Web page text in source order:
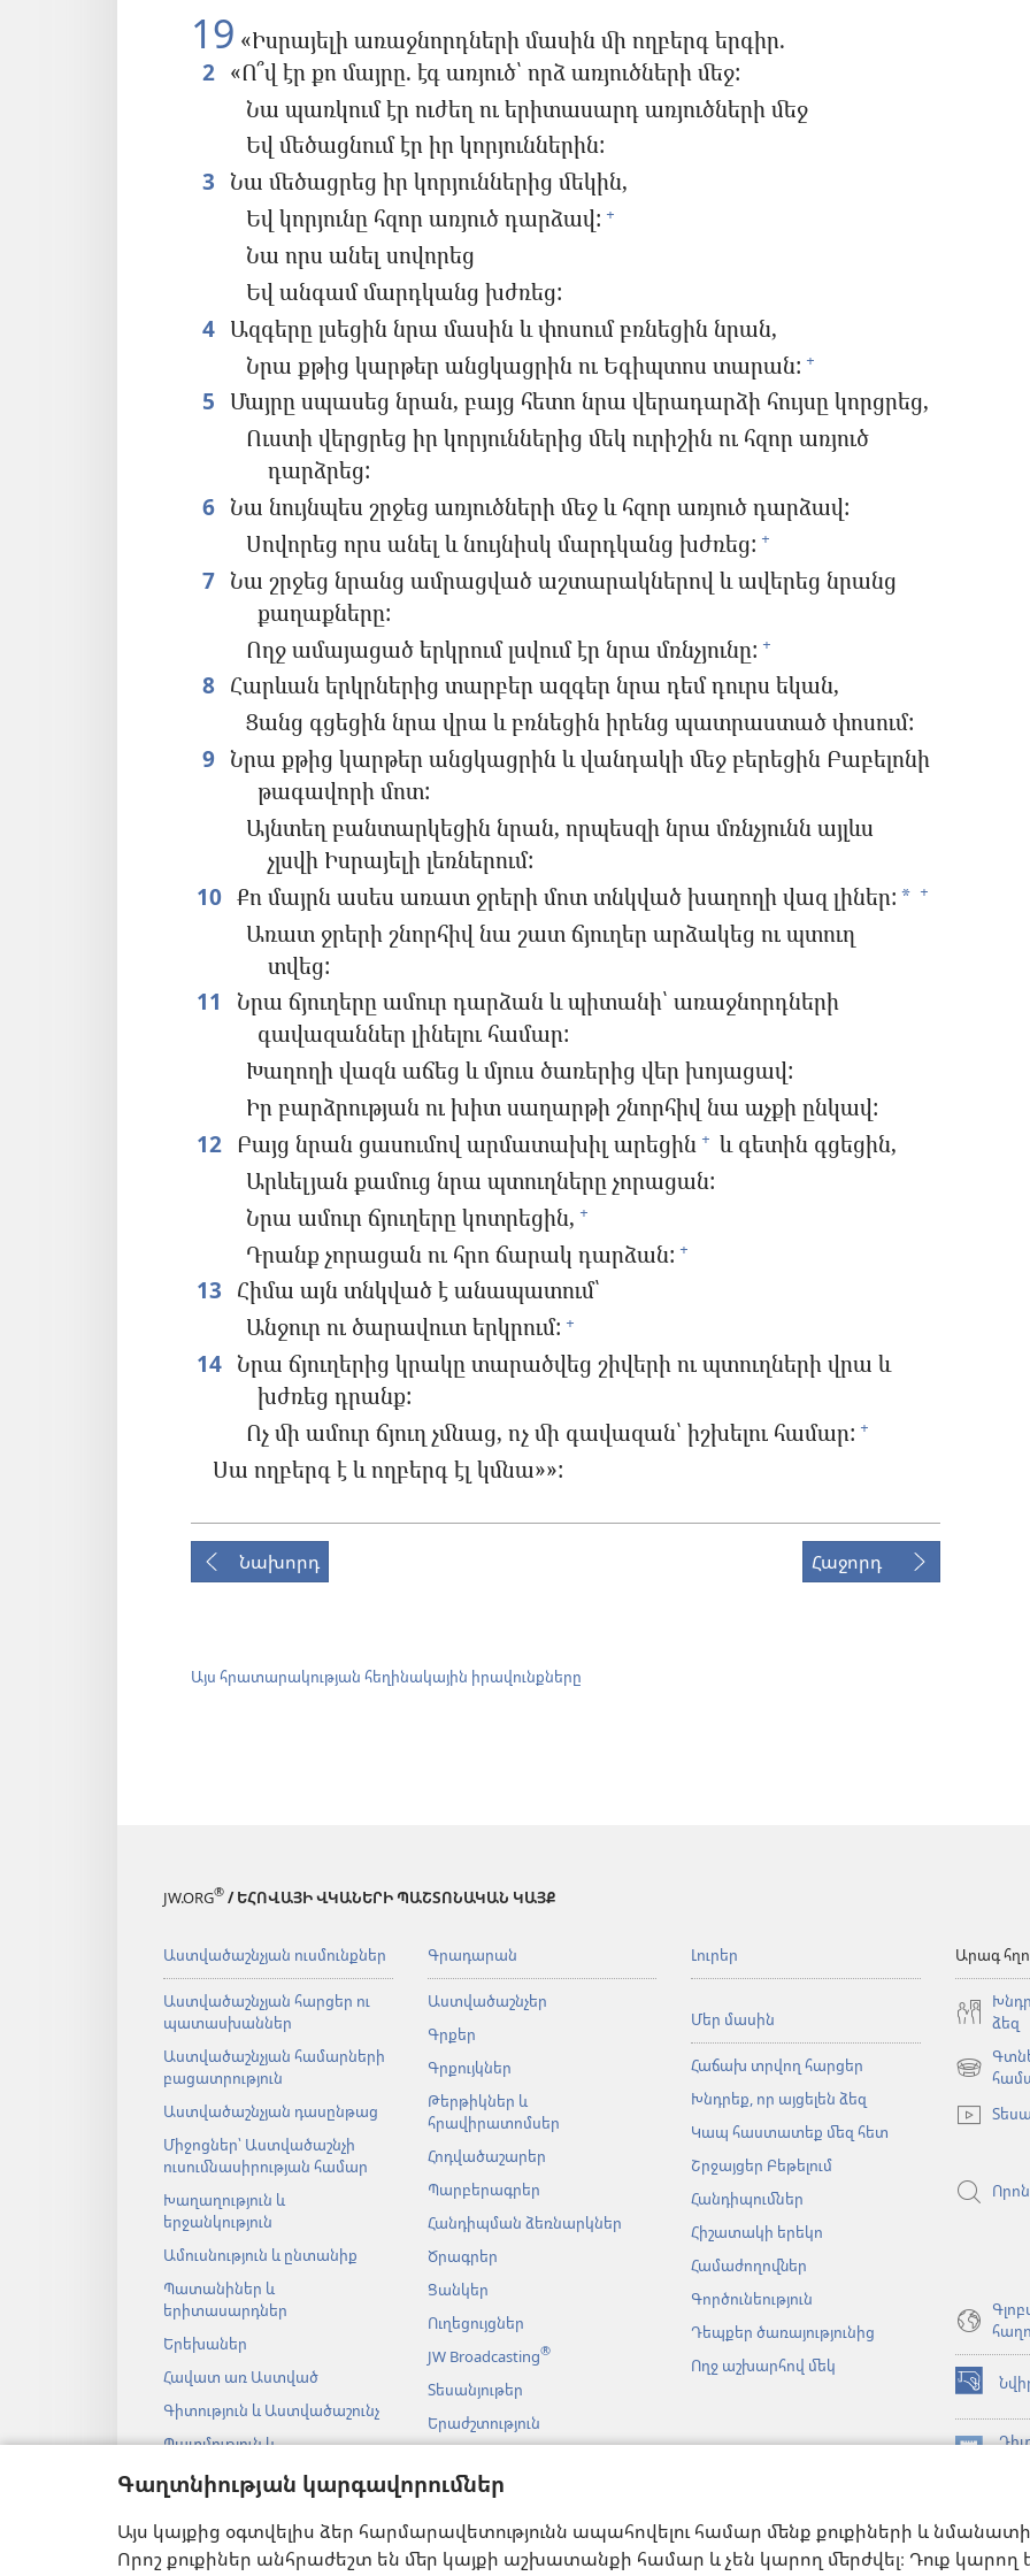
Գաղտնիության կարգավորումներ
Այս կայքից օգտվելիս ձեր հարմարավետությունն ապահովելու համար մենք քուքիների և
Որոշ քուքիներ անհրաժեշտ են մեր կայքի աշխատանքի համար և չեն կարող մերժվել։ Դուք կարող
19 «Իսրայելի առաջնորդների մասին մի ողբերգ երգիր.
2 «Ո՞վ էր քո մայրը. էգ առյուծ՝ որձ առյուծների մեջ:
Նա պառկում էր ուժեղ ու երիտասարդ առյուծների մեջ
Եվ մեծացնում էր իր կորյուններին:
3 Նա մեծացրեց իր կորյուններից մեկին,
Եվ կորյունը հզոր առյուծ դարձավ: +
Նա որս անել սովորեց
Եվ անգամ մարդկանց խժռեց:
4 Ազգերը լսեցին նրա մասին և փոսում բռնեցին նրան,
Նրա քթից կարթեր անցկացրին ու Եգիպտոս տարան: +
5 Մայրը սպասեց նրան, բայց հետո նրա վերադարձի հույսը կորցրեց,
Ուստի վերցրեց իր կորյուններից մեկ ուրիշին ու հզոր առյուծ
դարձրեց:
6 Նա նույնպես շրջեց առյուծների մեջ և հզոր առյուծ դարձավ:
Սովորեց որս անել և նույնիսկ մարդկանց խժռեց: +
7 Նա շրջեց նրանց ամրացված աշտարակներով և ավերեց նրանց
քաղաքները:
Ողջ ամայացած երկրում լսվում էր նրա մռնչյունը: +
8 Հարևան երկրներից տարբեր ազգեր նրա դեմ դուրս եկան,
Ցանց գցեցին նրա վրա և բռնեցին իրենց պատրաստած փոսում:
9 Նրա քթից կարթեր անցկացրին և վանդակի մեջ բերեցին Բաբելոնի
թագավորի մոտ:
Այնտեղ բանտարկեցին նրան, որպեսզի նրա մռնչյունն այլևս
չլսվի Իսրայելի լեռներում:
10 Քո մայրն ասես առատ ջրերի մոտ տնկված խաղողի վազ լիներ: * +
Առատ ջրերի շնորհիվ նա շատ ճյուղեր արձակեց ու պտուղ
տվեց:
11 Նրա ճյուղերը ամուր դարձան և պիտանի՝ առաջնորդների
գավազաններ լինելու համար:
Խաղողի վազն աճեց և մյուս ծառերից վեր խոյացավ:
Իր բարձրության ու խիտ սաղարթի շնորհիվ նա աչքի ընկավ:
12 Բայց նրան ցասումով արմատախիլ արեցին + և գետին գցեցին,
Արևելյան քամուց նրա պտուղները չորացան:
Նրա ամուր ճյուղերը կոտրեցին, +
Դրանք չորացան ու հրո ճարակ դարձան: +
13 Հիմա այն տնկված է անապատում՝
Անջուր ու ծարավուտ երկրում: +
14 Նրա ճյուղերից կրակը տարածվեց շիվերի ու պտուղների վրա և
խժռեց դրանք:
Ոչ մի ամուր ճյուղ չմնաց, ոչ մի գավազան՝ իշխելու համար: +
Սա ողբերգ է և ողբերգ էլ կմնա»»:
Նախորդ Հաջորդ
Այս հրատարակության հեղինակային իրավունքները
JW.ORG® / ԵՀՈՎԱՅԻ ՎԿԱՆԵՐԻ ՊԱՇՏՈՆԱԿԱՆ ԿԱՅՔ
Աստվածաշնչյան ուսմունքներ
Աստվածաշնչյան հարցեր ու
պատասխաններ
Աստվածաշնչյան համարների
բացատրություն
Աստվածաշնչյան դասընթաց
Միջոցներ՝ Աստվածաշնչի
ուսումնասիրության համար
Խաղաղություն և
երջանկություն
Ամուսնություն և ընտանիք
Պատանիներ և
երիտասարդներ
Երեխաներ
Հավատ առ Աստված
Գիտություն և Աստվածաշունչ
Պատմություն և
Գրադարան
Աստվածաշնչեր
Գրքեր
Գրքույկներ
Թերթիկներ և
հրավիրատոմսեր
Հոդվածաշարեր
Պարբերագրեր
Հանդիպման ձեռնարկներ
Ծրագրեր
Ցանկեր
Ուղեցույցներ
JW Broadcasting®
Տեսանյութեր
Երաժշտություն
աուդիոներկայացումներ
թատերականացված
ընթերցանություններ
Լուրեր
Մեր մասին
Հաճախ տրվող հարցեր
Խնդրեք, որ այցելեն ձեզ
Կապ հաստատեք մեզ հետ
Շրջայցեր Բեթելում
Հանդիպումներ
Հիշատակի երեկո
Համաժողովներ
Գործունեություն
Դեպքեր ծառայությունից
Ողջ աշխարհով մեկ
Արագ
ձեզ
(բացվում
նոր
(բացվում
է
նոր